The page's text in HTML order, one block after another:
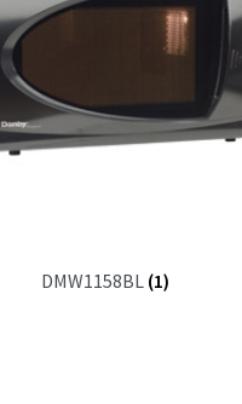
DMW1158BL (1)